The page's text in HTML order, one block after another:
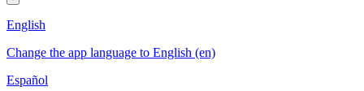
English
Change the app language to English (en)
Español